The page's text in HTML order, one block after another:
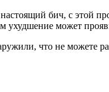
бич, с этой
ухудшение может
что не можете